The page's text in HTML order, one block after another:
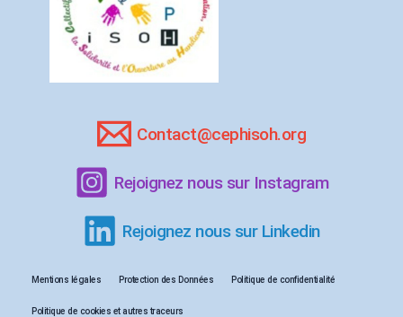
Contact@cephisoh.org
Rejoignez nous sur Instagram
Rejoignez nous sur Linkedin
Mentions légales Protection des Données Politique de confidentialité
Politique de cookies et autres traceurs